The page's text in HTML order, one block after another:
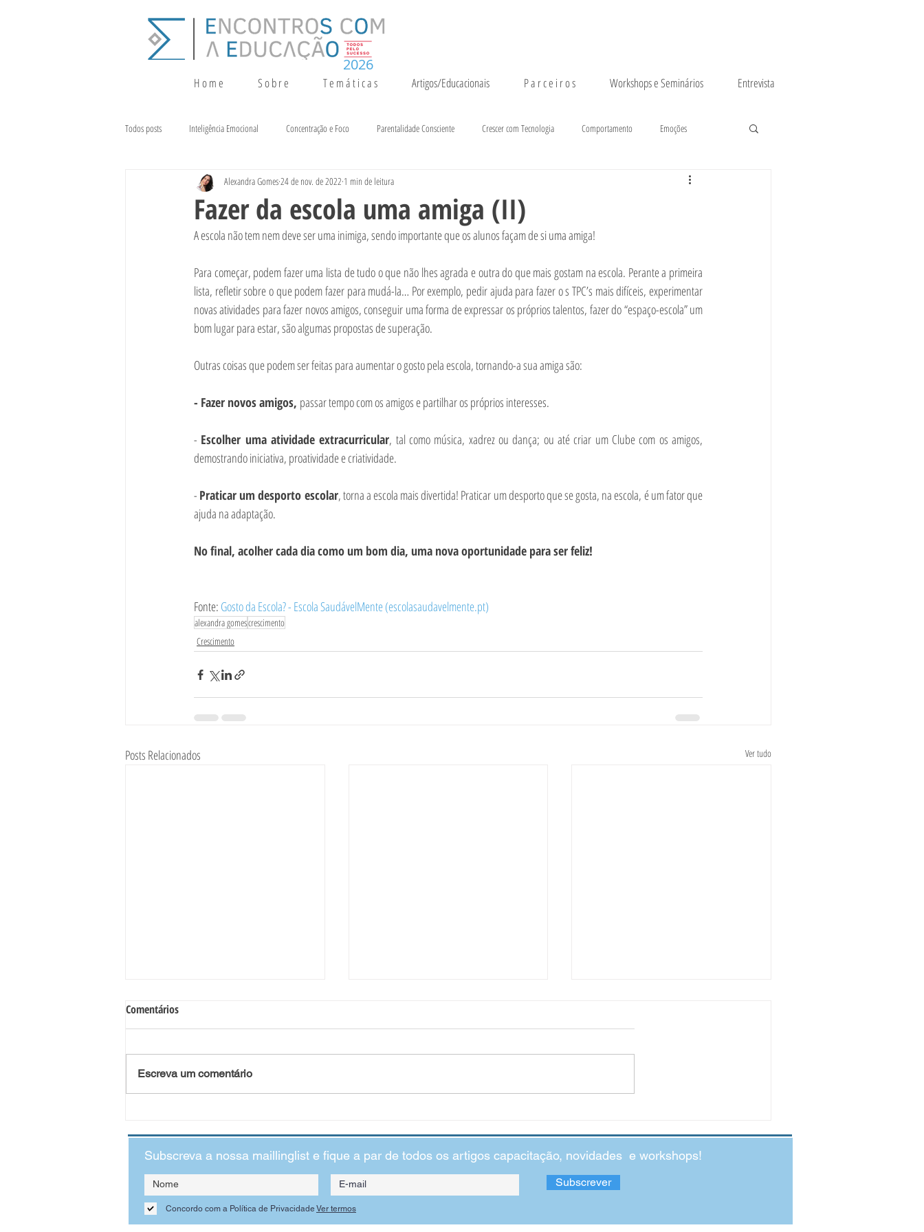
H o m e S o b r e T e m á t i c a s Artigos/Educacionais P a r c e i r o s Workshops e Seminários Entrevista
2026
Todos posts Inteligência Emocional Concentração e Foco Parentalidade Consciente Crescer com Tecnologia Comportamento Emoções
Terapia da Fala Alimentação e Crescimento
Fazer da escola uma amiga (II)
Alexandra Gomes24 de nov. de 2022 1 min de leitura
A escola não tem nem deve ser uma inimiga, sendo importante que os alunos façam de si uma amiga!
Para começar, podem fazer uma lista de tudo o que não lhes agrada e outra do que mais gostam na escola. Perante a primeira
lista, refletir sobre o que podem fazer para mudá-la… Por exemplo, pedir ajuda para fazer o s TPC’s mais difíceis, experimentar
novas atividades para fazer novos amigos, conseguir uma forma de expressar os próprios talentos, fazer do “espaço-escola” um
bom lugar para estar, são algumas propostas de superação.
Outras coisas que podem ser feitas para aumentar o gosto pela escola, tornando-a sua amiga são:
- Fazer novos amigos, passar tempo com os amigos e partilhar os próprios interesses.
- Escolher uma atividade extracurricular, tal como música, xadrez ou dança; ou até criar um Clube com os amigos,
demostrando iniciativa, proatividade e criatividade.
- Praticar um desporto escolar, torna a escola mais divertida! Praticar um desporto que se gosta, na escola, é um fator que
ajuda na adaptação.
No final, acolher cada dia como um bom dia, uma nova oportunidade para ser feliz!
Fonte: Gosto da Escola? - Escola SaudávelMente (escolasaudavelmente.pt)
alexandra gomescrescimento
Crescimento
Posts Relacionados Ver tudo
Preparar as crianças para a
uma oportunidade para todos prepararem a
chegada...
fragilidade também seja...
Com a azáfama do dia a dia, o tempo torna-se
Comentários
Escreva um comentário
Subscreva a nossa maillinglist e fique a par de todos os artigos capacitação, novidades e workshops!
Subscrever
Concordo com a Política de Privacidade Ver termos